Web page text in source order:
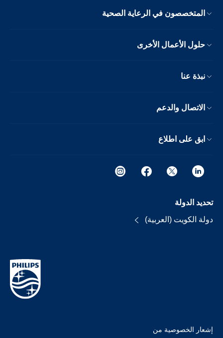
المتخصصون في الرعاية الصحية
حلول الأعمال الأخرى
نبذة عنا
الاتصال والدعم
ابق على اطلاع
تحديد الدولة
دولة الكويت (العربية)
إشعار الخصوصية من